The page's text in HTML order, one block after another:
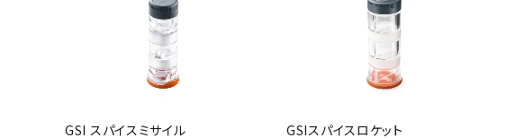
GSI スパイスミサイル GSIスパイスロケット